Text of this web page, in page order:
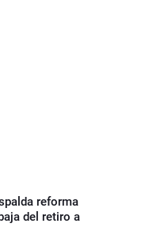
reforma
del retiro a